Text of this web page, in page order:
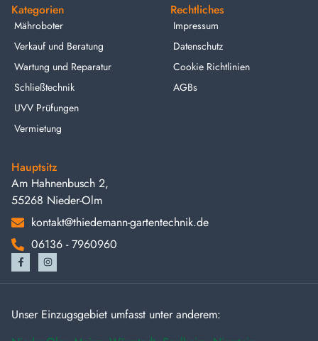
Kategorien
Mähroboter
Verkauf und Beratung
Wartung und Reparatur
Schließtechnik
UVV Prüfungen
Vermietung
Rechtliches
Impressum
Datenschutz
Cookie Richtlinien
AGBs
Hauptsitz
Am Hahnenbusch 2,
55268 Nieder-Olm
kontakt@thiedemann-gartentechnik.de
06136 - 7960960
Unser Einzugsgebiet umfasst unter anderem: